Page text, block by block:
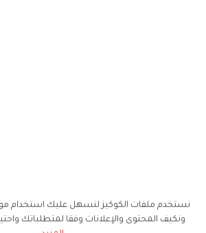
نستخدم ملفات الكوكيز لنسهل عليك استخدام
ونكيف المحتوى والإعلانات وفقا لمتطلباتك